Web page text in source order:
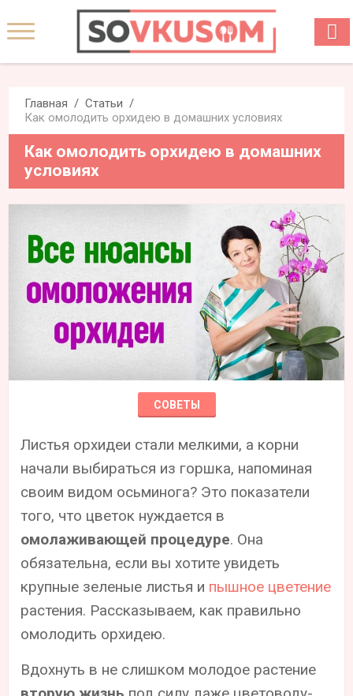
Главная
Статьи
Как омолодить орхидею в домашних условиях
Как омолодить орхидею в домашних
условиях
СОВЕТЫ
Листья орхидеи стали мелкими, а корни
начали выбираться из горшка, напоминая
своим видом осьминога? Это показатели
того, что цветок нуждается в
омолаживающей процедуре. Она
обязательна, если вы хотите увидеть
крупные зеленые листья и пышное цветение
растения. Рассказываем, как правильно
омолодить орхидею.
Вдохнуть в не слишком молодое растение